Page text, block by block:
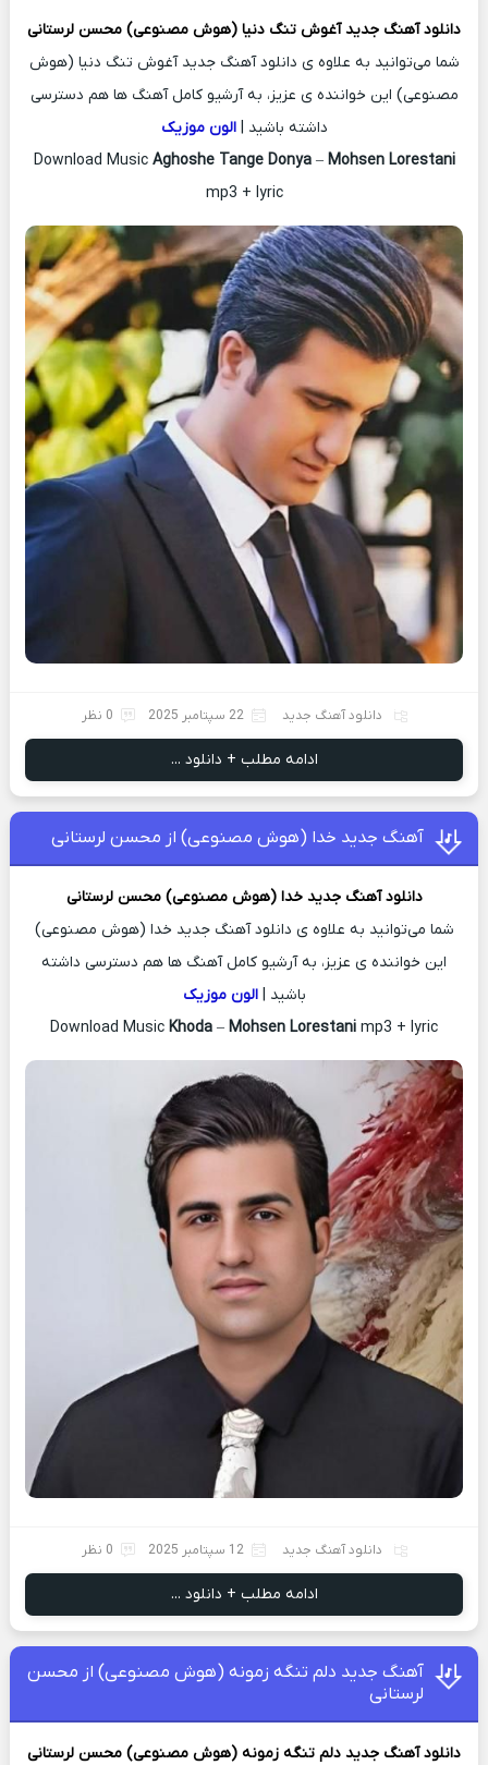
دانلود آهنگ جدیدآغوش تنگ دنیا (هوش مصنوعی) محسن لرستانی
شما می‌توانید به علاوه ی دانلود آهنگ جدید آغوش تنگ دنیا (هوش
مصنوعی) این خواننده ی عزیز، به آرشیو کامل آهنگ ها هم دسترسی
داشته باشید |الون موزیک
Download Music Aghoshe Tange Donya– Mohsen Lorestani
mp3 + lyric
دانلود آهنگ جدید 22 سپتامبر 2025 0 نظر
ادامه مطلب + دانلود ...
آهنگ جدید خدا (هوش مصنوعی) از محسن لرستانی
دانلود آهنگ جدید خدا (هوش مصنوعی)محسن لرستانی
شما می‌توانید به علاوه ی دانلود آهنگ جدید خدا (هوش مصنوعی)
این خواننده ی عزیز، به آرشیو کامل آهنگ ها هم دسترسی داشته
باشید |الون موزیک
Download Music Khoda – Mohsen Lorestani mp3 + lyric
دانلود آهنگ جدید 12 سپتامبر 2025 0 نظر
ادامه مطلب + دانلود ...
آهنگ جدید دلم تنگه زمونه (هوش مصنوعی) از محسن
لرستانی
دانلود آهنگ جدید دلم تنگه زمونه (هوش مصنوعی) محسن لرستانی